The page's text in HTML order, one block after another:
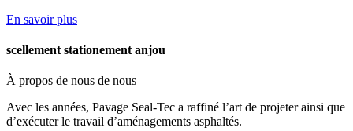
En savoir plus
scellement stationement anjou
À propos de nous de nous
Avec les années, Pavage Seal-Tec a raffiné l’art de projeter ainsi que
d’exécuter le travail d’aménagements asphaltés.